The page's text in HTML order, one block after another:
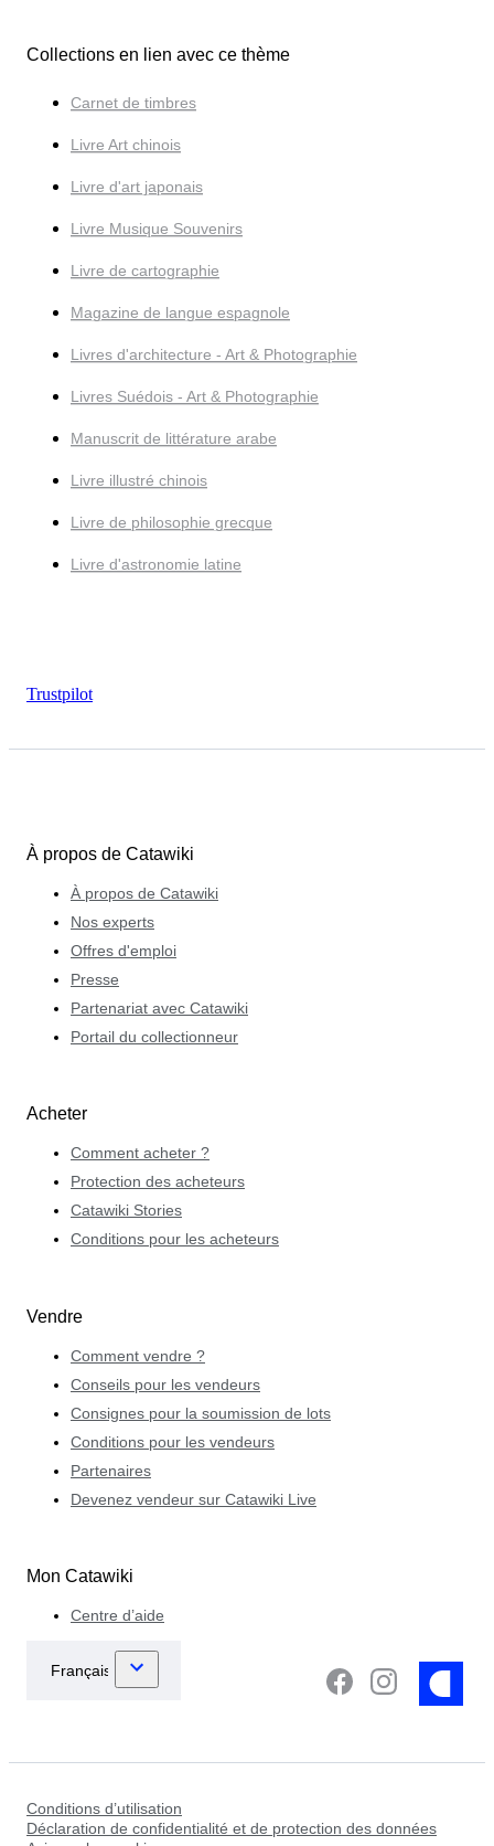
Collections en lien avec ce thème
Carnet de timbres
Livre Art chinois
Livre d'art japonais
Livre Musique Souvenirs
Livre de cartographie
Magazine de langue espagnole
Livres d'architecture - Art & Photographie
Livres Suédois - Art & Photographie
Manuscrit de littérature arabe
Livre illustré chinois
Livre de philosophie grecque
Livre d'astronomie latine
Trustpilot
À propos de Catawiki
À propos de Catawiki
Nos experts
Offres d'emploi
Presse
Partenariat avec Catawiki
Portail du collectionneur
Acheter
Comment acheter ?
Protection des acheteurs
Catawiki Stories
Conditions pour les acheteurs
Vendre
Comment vendre ?
Conseils pour les vendeurs
Consignes pour la soumission de lots
Conditions pour les vendeurs
Partenaires
Devenez vendeur sur Catawiki Live
Mon Catawiki
Centre d’aide
Conditions d’utilisation
Déclaration de confidentialité et de protection des données